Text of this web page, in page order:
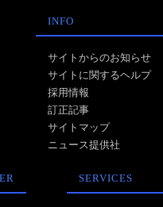
INFO
サイトからのお知らせ
サイトに関するヘルプ
採用情報
訂正記事
サイトマップ
ニュース提供社
SERVICES